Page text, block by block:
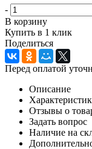
-
В корзину
Купить в 1 клик
Поделиться
Перед оплатой
Описание
Отзывы о
Задать вопрос
Наличие на